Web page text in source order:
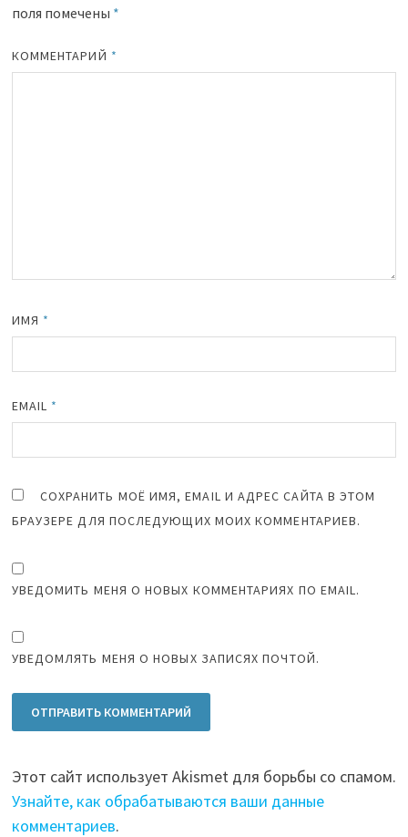
поля помечены *
КОММЕНТАРИЙ *
ИМЯ *
EMAIL *
СОХРАНИТЬ МОЁ ИМЯ, EMAIL И АДРЕС САЙТА В ЭТОМ
БРАУЗЕРЕ ДЛЯ ПОСЛЕДУЮЩИХ МОИХ КОММЕНТАРИЕВ.
УВЕДОМИТЬ МЕНЯ О НОВЫХ КОММЕНТАРИЯХ ПО EMAIL.
УВЕДОМЛЯТЬ МЕНЯ О НОВЫХ ЗАПИСЯХ ПОЧТОЙ.
Этот сайт использует Akismet для борьбы со спамом.
Узнайте, как обрабатываются ваши данные
комментариев.